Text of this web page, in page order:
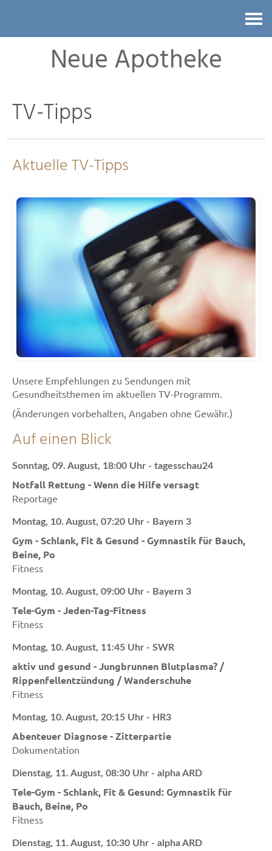
Neue Apotheke
TV-Tipps
Aktuelle TV-Tipps
Unsere Empfehlungen zu Sendungen mit
Gesundheitsthemen im aktuellen TV-Programm.
(Änderungen vorbehalten, Angaben ohne Gewähr.)
Auf einen Blick
Sonntag, 09. August, 18:00 Uhr - tagesschau24
Notfall Rettung - Wenn die Hilfe versagt
Reportage
Montag, 10. August, 07:20 Uhr - Bayern 3
Gym - Schlank, Fit & Gesund - Gymnastik für Bauch,
Beine, Po
Fitness
Montag, 10. August, 09:00 Uhr - Bayern 3
Tele-Gym - Jeden-Tag-Fitness
Fitness
Montag, 10. August, 11:45 Uhr - SWR
aktiv und gesund - Jungbrunnen Blutplasma? /
Rippenfellentzündung / Wanderschuhe
Fitness
Montag, 10. August, 20:15 Uhr - HR3
Abenteuer Diagnose - Zitterpartie
Dokumentation
Dienstag, 11. August, 08:30 Uhr - alpha ARD
Tele-Gym - Schlank, Fit & Gesund: Gymnastik für
Bauch, Beine, Po
Fitness
Dienstag, 11. August, 10:30 Uhr - alpha ARD